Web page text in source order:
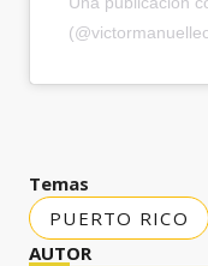
Temas
PUERTO RICO
AUTOR